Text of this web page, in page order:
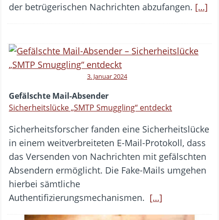
der betrügerischen Nachrichten abzufangen. […]
3. Januar 2024
Gefälschte Mail-Absender
Sicherheitslücke „SMTP Smuggling“ entdeckt
Sicherheitsforscher fanden eine Sicherheitslücke
in einem weitverbreiteten E-Mail-Protokoll, dass
das Versenden von Nachrichten mit gefälschten
Absendern ermöglicht. Die Fake-Mails umgehen
hierbei sämtliche
Authentifizierungsmechanismen. […]